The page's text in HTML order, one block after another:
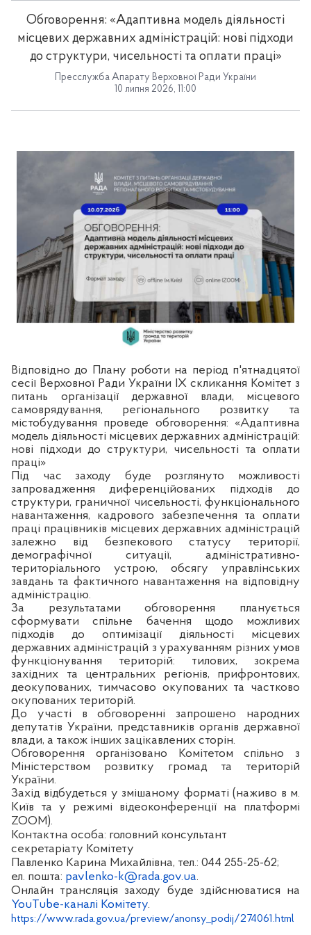
Обговорення: «Адаптивна модель діяльності
місцевих державних адміністрацій: нові підходи
до структури, чисельності та оплати праці»
Пресслужба Апарату Верховної Ради України
10 липня 2026, 11:00
Відповідно до Плану роботи на період п'ятнадцятої
сесії Верховної Ради України ІХ скликання Комітет з
питань організації державної влади, місцевого
самоврядування, регіонального розвитку та
містобудування проведе обговорення: «Адаптивна
модель діяльності місцевих державних адміністрацій:
нові підходи до структури, чисельності та оплати
праці»
Під час заходу буде розглянуто можливості
запровадження диференційованих підходів до
структури, граничної чисельності, функціонального
навантаження, кадрового забезпечення та оплати
праці працівників місцевих державних адміністрацій
залежно від безпекового статусу території,
демографічної ситуації, адміністративно-
територіального устрою, обсягу управлінських
завдань та фактичного навантаження на відповідну
адміністрацію.
За результатами обговорення планується
сформувати спільне бачення щодо можливих
підходів до оптимізації діяльності місцевих
державних адміністрацій з урахуванням різних умов
функціонування територій: тилових, зокрема
західних та центральних регіонів, прифронтових,
деокупованих, тимчасово окупованих та частково
окупованих територій.
До участі в обговоренні запрошено народних
депутатів України, представників органів державної
влади, а також інших зацікавлених сторін.
Обговорення організовано Комітетом спільно з
Міністерством розвитку громад та територій
України.
Захід відбудеться у змішаному форматі (наживо в м.
Київ та у режимі відеоконференції на платформі
ZOOM).
Контактна особа: головний консультант
секретаріату Комітету
Павленко Карина Михайлівна, тел.: 044 255-25-62;
ел. пошта: pavlenko-k@rada.gov.ua.
Онлайн трансляція заходу буде здійснюватися на
YouTube-каналі Комітету.
https://www.rada.gov.ua/preview/anonsy_podij/274061.html